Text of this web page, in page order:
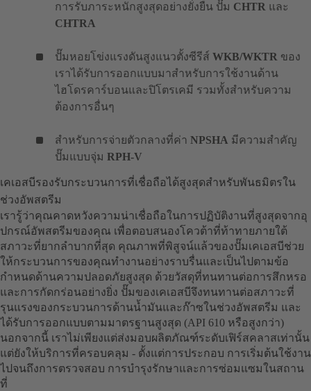
การรับภาระหนักสูงสุดอย่างยั่งยืน ปั๊ม CHTR และ
CHTRA
ปั๊มหอยโข่งแรงดันสูงแนวตั้งซีรีส์ WKB/WKTR ของ
เราได้รับการออกแบบมาสำหรับการใช้งานด้าน
ไฮโดรคาร์บอนและปิโตรเคมี รวมทั้งสำหรับความ
ต้องการอื่นๆ
สำหรับการจ่ายตัวกลางที่ค่า NPSHA มีความสำคัญ
ปั๊มแบบจุ่ม RPH-V
เคเอสบีรองรับกระบวนการที่เชื่อถือได้สูงสุดสำหรับพันธมิตรใน
ช่วงอัพสตรีม
เรารู้ว่าคุณคาดหวังความน่าเชื่อถือในการปฏิบัติงานที่สูงสุดจากอุ
ปกรณ์อัพสตรีมของคุณ เพื่อตอบสนองโควต้าที่ท้าทายภายใต้
สภาวะที่ยากลำบากที่สุด คุณภาพที่พิสูจน์แล้วของปั๊มเคเอสบีช่วย
ให้กระบวนการของคุณทำงานอย่างราบรื่นและเป็นไปตามข้อ
กำหนดด้านความปลอดภัยสูงสุด ด้วยวัสดุที่ทนทานต่อการสึกหรอ
และการกัดกร่อนอย่างยิ่ง ปั๊มของเคเอสบีจึงทนทานต่อสภาวะที่
รุนแรงของกระบวนการด้านน้ำมันและก๊าซในช่วงอัพสตรีม และ
ได้รับการออกแบบตามมาตรฐานสูงสุด (API 610 หรือสูงกว่า)
นอกจากนี้ เราไม่เพียงแต่ส่งมอบผลิตภัณฑ์ระดับเฟิร์สคลาสเท่านั้น
แต่ยังให้บริการที่ครอบคลุม - ตั้งแต่การประกอบ การเริ่มต้นใช้งาน
ไปจนถึงการตรวจสอบ การบำรุงรักษาและการซ่อมแซมในสถาน
ที่